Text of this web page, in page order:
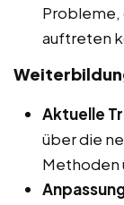
Probleme,
auftreten
Aktuelle
über die
Methoden